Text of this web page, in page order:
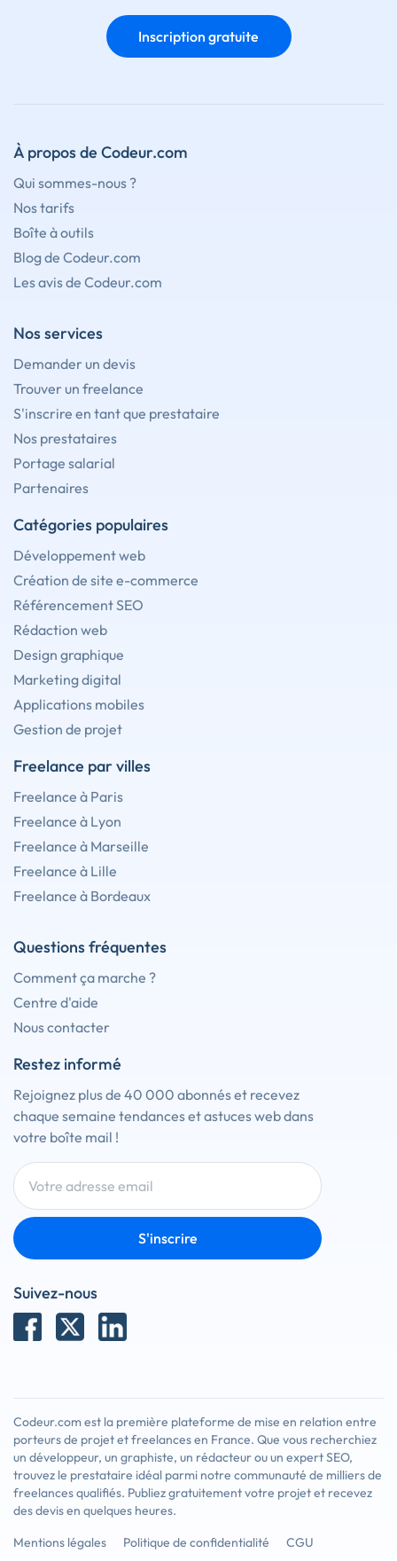
Inscription gratuite
À propos de Codeur.com
Qui sommes-nous ?
Nos tarifs
Boîte à outils
Blog de Codeur.com
Les avis de Codeur.com
Nos services
Demander un devis
Trouver un freelance
S'inscrire en tant que prestataire
Nos prestataires
Portage salarial
Partenaires
Catégories populaires
Développement web
Création de site e-commerce
Référencement SEO
Rédaction web
Design graphique
Marketing digital
Applications mobiles
Gestion de projet
Freelance par villes
Freelance à Paris
Freelance à Lyon
Freelance à Marseille
Freelance à Lille
Freelance à Bordeaux
Questions fréquentes
Comment ça marche ?
Centre d'aide
Nous contacter
Restez informé
Rejoignez plus de 40 000 abonnés et recevez
chaque semaine tendances et astuces web dans
votre boîte mail !
S'inscrire
Suivez-nous
Codeur.com est la première plateforme de mise en relation entre
porteurs de projet et freelances en France. Que vous recherchiez
un développeur, un graphiste, un rédacteur ou un expert SEO,
trouvez le prestataire idéal parmi notre communauté de milliers de
freelances qualifiés. Publiez gratuitement votre projet et recevez
des devis en quelques heures.
Mentions légales
Politique de confidentialité CGU